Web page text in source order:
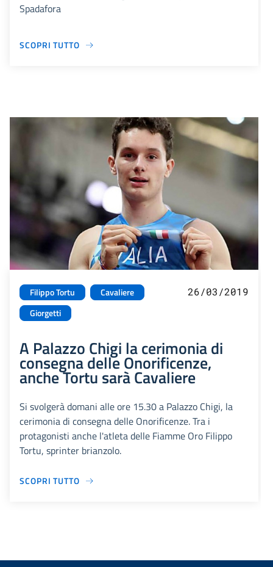
Spadafora
SCOPRI TUTTO
Filippo Tortu
Cavaliere
Giorgetti
26/03/2019
A Palazzo Chigi la cerimonia di
consegna delle Onorificenze,
anche Tortu sarà Cavaliere
Si svolgerà domani alle ore 15.30 a Palazzo Chigi, la
cerimonia di consegna delle Onorificenze. Tra i
protagonisti anche l'atleta delle Fiamme Oro Filippo
Tortu, sprinter brianzolo.
SCOPRI TUTTO